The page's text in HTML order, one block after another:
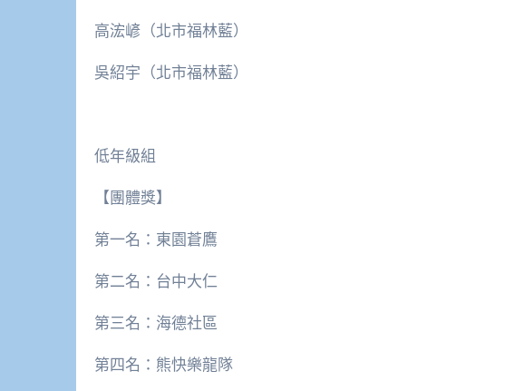
高浤嵃（北市福林藍）
吳紹宇（北市福林藍）
低年級組
【團體獎】
第一名：東園蒼鷹
第二名：台中大仁
第三名：海德社區
第四名：熊快樂龍隊